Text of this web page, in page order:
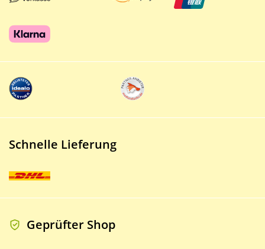
Schnelle Lieferung
Geprüfter Shop